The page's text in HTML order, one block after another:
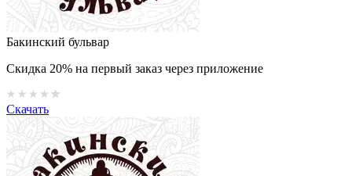
Бакинский бульвар
Скидка 20% на первый заказ через приложение
Скачать